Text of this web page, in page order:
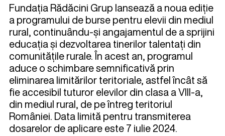
Fundația Rădăcini Grup lansează a noua ediție
a programului de burse pentru elevii din mediul
rural, continuându-și angajamentul de a sprijini
educația și dezvoltarea tinerilor talentați din
comunitățile rurale. În acest an, programul
aduce o schimbare semnificativă prin
eliminarea limitărilor teritoriale, astfel încât să
fie accesibil tuturor elevilor din clasa a VIII-a,
din mediul rural, de pe întreg teritoriul
României. Data limită pentru transmiterea
dosarelor de aplicare este 7 iulie 2024.